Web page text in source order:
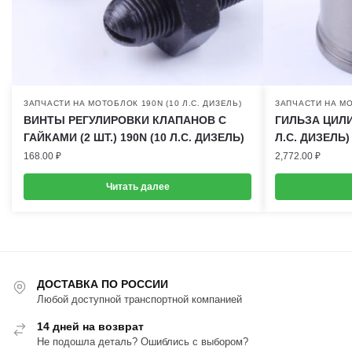
ЗАПЧАСТИ НА МОТОБЛОК 190N (10 Л.С. ДИЗЕЛЬ)
ВИНТЫ РЕГУЛИРОВКИ КЛАПАНОВ С
ГАЙКАМИ (2 ШТ.) 190N (10 Л.С. ДИЗЕЛЬ)
168.00 ₽
Читать далее
ЗАПЧАСТИ НА
ГИЛЬЗА
Л.С. ДИЗЕЛЬ)
2,772.00 ₽
ДОСТАВКА ПО РОССИИ
Любой доступной транспортной компанией
14 дней на возврат
Не подошла деталь? Ошиблись с выбором?